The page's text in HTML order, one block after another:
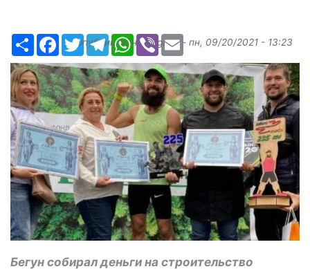
РесурсFacebook
TwitterTelegramWhatsApp
ViberEmail
Опубликованоbugaev- пн, 09/20/2021 - 13:23
Бегун собирал деньги на строительство